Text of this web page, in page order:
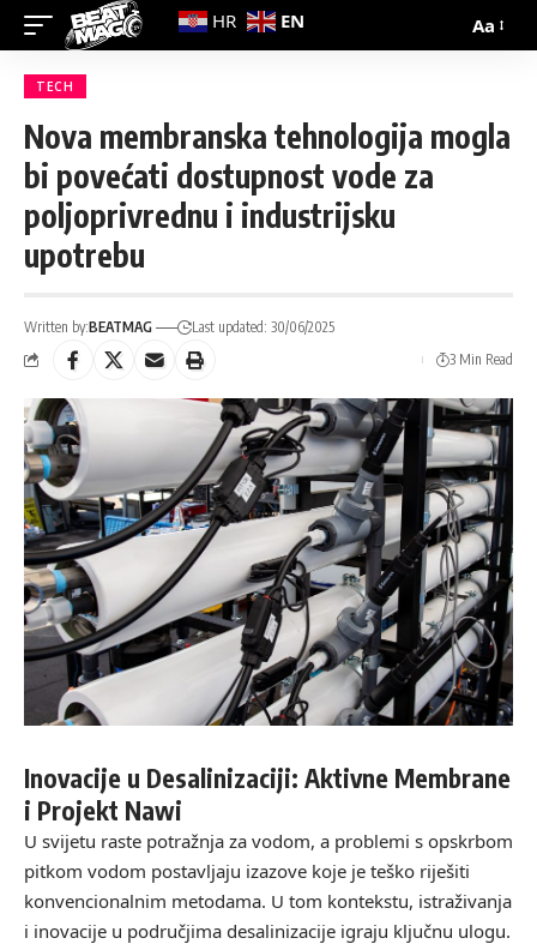
Aa
TECH
Nova membranska tehnologija mogla
bi povećati dostupnost vode za
poljoprivrednu i industrijsku
upotrebu
Written by:BEATMAG
Last updated: 30/06/2025
3 Min Read
Inovacije u Desalinizaciji: Aktivne Membrane
i Projekt Nawi
U svijetu raste potražnja za vodom, a problemi s opskrbom
pitkom vodom postavljaju izazove koje je teško riješiti
konvencionalnim metodama. U tom kontekstu, istraživanja
i inovacije u područjima desalinizacije igraju ključnu ulogu.
HR EN